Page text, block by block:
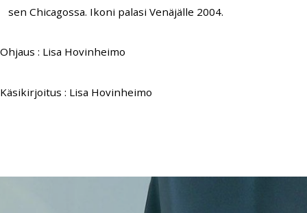
sen Chicagossa. Ikoni palasi Venäjälle 2004.
Ohjaus : Lisa Hovinheimo
Käsikirjoitus : Lisa Hovinheimo